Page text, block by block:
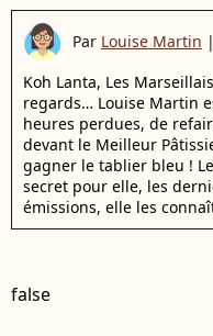
Par Louise Martin |
Koh Lanta, Les
regards… Louise Martin
heures perdues, de
devant le Meilleur
gagner le tablier bleu !
secret pour elle, les
émissions, elle les
false